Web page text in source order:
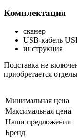
Комплектация
сканер
USB-кабель
инструкция
Подставка не
приобретается
Минимальная цена
Максимальная цена
Наши предложения
Бренд